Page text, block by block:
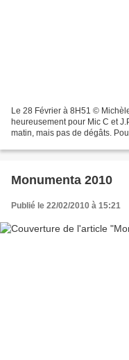
Le 28 Février à 8H51 ©
heureusement pour Mic C et
matin, mais pas de dégâts.
Monumenta 2010
Publié le 22/02/2010 à 15:21